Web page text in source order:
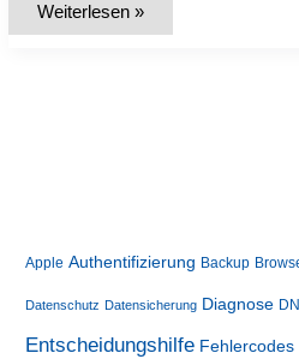
PKI-
Weiterlesen »
Apple Authentifizierung Backup
Datenschutz Datensicherung Diagnose
Entscheidungshilfe Fehlercodes